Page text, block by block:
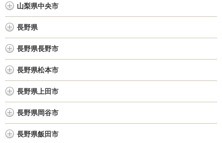
山梨県中央市
長野県
長野県長野市
長野県松本市
長野県上田市
長野県岡谷市
長野県飯田市